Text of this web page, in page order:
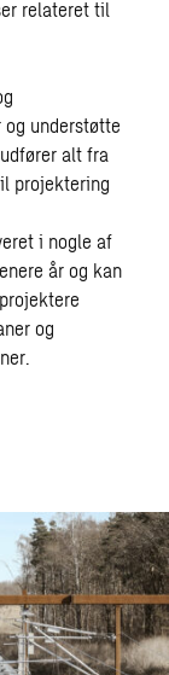
relateret til
understøtte
alt fra
projektering
i nogle af
år og kan
og